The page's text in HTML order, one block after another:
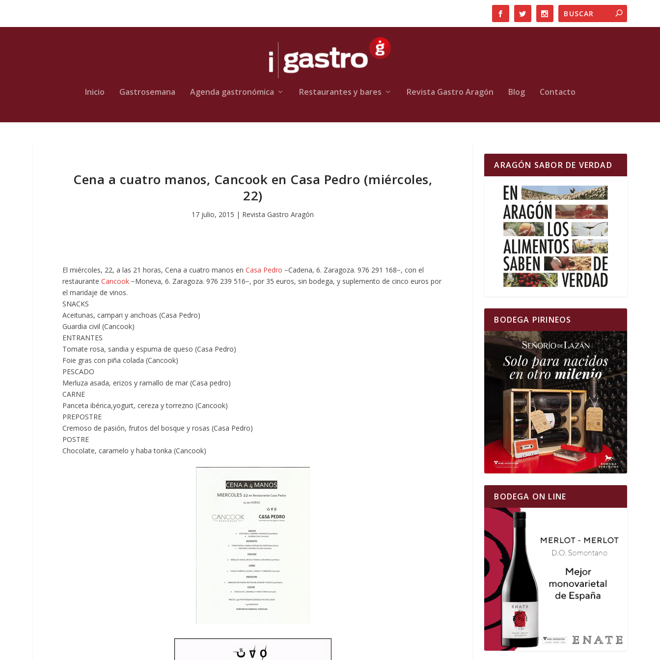
Inicio Gastrosemana Agenda gastronómica Restaurantes y bares Revista Gastro Aragón Blog Contacto
Cena a cuatro manos, Cancook en Casa Pedro (miércoles,
22)
17 julio, 2015 | Revista Gastro Aragón
El miércoles, 22, a las 21 horas, Cena a cuatro manos enCasa Pedro −Cadena, 6. Zaragoza. 976 291 168−, con el
restauranteCancook−Moneva, 6. Zaragoza. 976 239 516−, por 35 euros, sin bodega, y suplemento de cinco euros por
el maridaje de vinos.
SNACKS
Aceitunas, campari y anchoas (Casa Pedro)
Guardia civil (Cancook)
ENTRANTES
Tomate rosa, sandia y espuma de queso (Casa Pedro)
Foie gras con piña colada (Cancook)
PESCADO
Merluza asada, erizos y ramallo de mar (Casa pedro)
CARNE
Panceta ibérica,yogurt, cereza y torrezno (Cancook)
PREPOSTRE
Cremoso de pasión, frutos del bosque y rosas (Casa Pedro)
POSTRE
Chocolate, caramelo y haba tonka (Cancook)
ARAGÓN SABOR DE VERDAD
BODEGA PIRINEOS
BODEGA ON LINE